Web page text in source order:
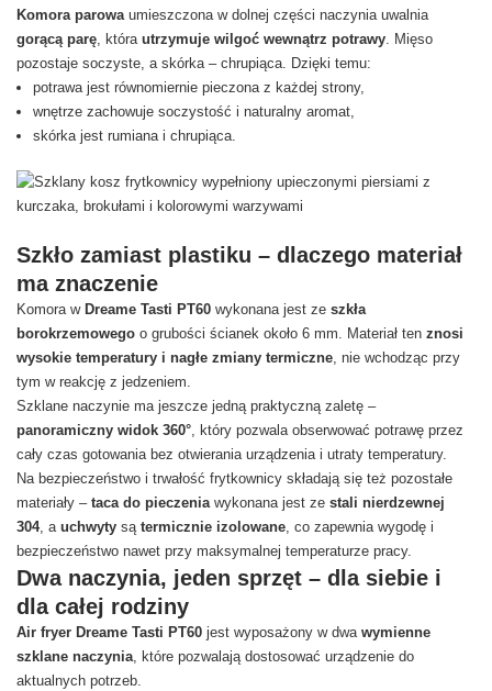
Komora parowa umieszczona w dolnej części naczynia uwalnia
gorącą parę, która utrzymuje wilgoć wewnątrz potrawy. Mięso
pozostaje soczyste, a skórka – chrupiąca. Dzięki temu:
potrawa jest równomiernie pieczona z każdej strony,
wnętrze zachowuje soczystość i naturalny aromat,
skórka jest rumiana i chrupiąca.
Szkło zamiast plastiku – dlaczego materiał
ma znaczenie
Komora w Dreame Tasti PT60 wykonana jest ze szkła
borokrzemowego o grubości ścianek około 6 mm. Materiał ten znosi
wysokie temperatury i nagłe zmiany termiczne, nie wchodząc przy
tym w reakcję z jedzeniem.
Szklane naczynie ma jeszcze jedną praktyczną zaletę –
panoramiczny widok 360°, który pozwala obserwować potrawę przez
cały czas gotowania bez otwierania urządzenia i utraty temperatury.
Na bezpieczeństwo i trwałość frytkownicy składają się też pozostałe
materiały – taca do pieczeniawykonana jest ze stali nierdzewnej
304, a uchwyty sątermicznie izolowane, co zapewnia wygodę i
bezpieczeństwo nawet przy maksymalnej temperaturze pracy.
Dwa naczynia, jeden sprzęt – dla siebie i
dla całej rodziny
Air fryer Dreame Tasti PT60 jest wyposażony w dwa wymienne
szklane naczynia, które pozwalają dostosować urządzenie do
aktualnych potrzeb.